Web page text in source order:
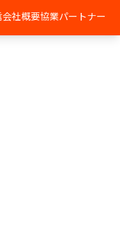
会社概要協業パートナー